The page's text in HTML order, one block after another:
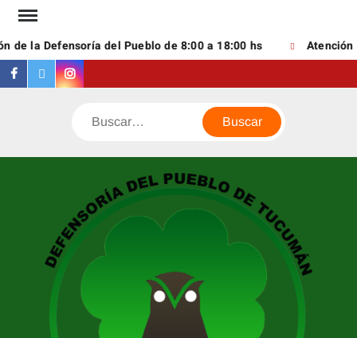
Saltar
contenido
de la Defensoría del Pueblo de 8:00 a 18:00 hs Atención
Facebook
TwitterInstagram
Buscar